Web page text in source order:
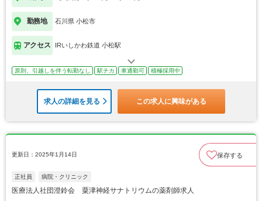
勤務地 石川県 小松市
アクセス IRいしかわ鉄道 小松駅
原則、引越しを伴う転勤なし 駅チカ 車通勤可 積極採用中
求人の詳細を見る この求人に興味がある
更新日：2025年1月14日 保存する
正社員 病院・クリニック
医療法人社団澄鈴会 粟津神経サナトリウムの薬剤師求人